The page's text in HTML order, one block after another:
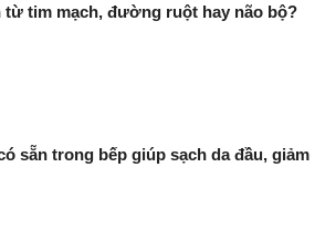
tim mạch, đường ruột hay não bộ?
sẵn trong bếp giúp sạch da đầu, giảm